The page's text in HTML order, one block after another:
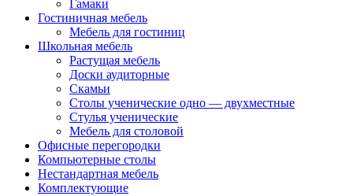
Гамаки
Гостиничная мебель
Мебель для гостиниц
Школьная мебель
Растущая мебель
Доски аудиторные
Скамьи
Столы ученические одно — двухместные
Стулья ученические
Мебель для столовой
Офисные перегородки
Компьютерные столы
Нестандартная мебель
Комплектующие